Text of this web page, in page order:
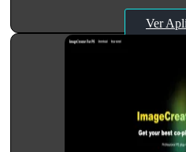
Ver